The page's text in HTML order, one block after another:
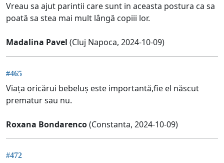
Vreau sa ajut parintii care sunt in aceasta postura ca sa
poată sa stea mai mult lângă copiii lor.
Madalina Pavel (Cluj Napoca, 2024-10-09)
#465
Viața oricărui bebeluș este importantă,fie el născut
prematur sau nu.
Roxana Bondarenco(Constanta, 2024-10-09)
#472